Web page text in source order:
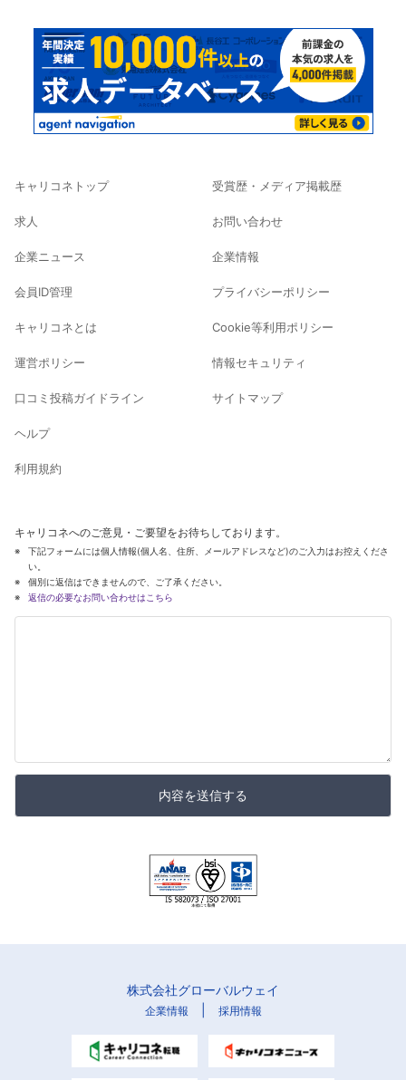
キャリコネトップ
求人
企業ニュース
会員ID管理
キャリコネとは
運営ポリシー
口コミ投稿ガイドライン
ヘルプ
利用規約
受賞歴・メディア掲載歴
お問い合わせ
企業情報
プライバシーポリシー
Cookie等利用ポリシー
情報セキュリティ
サイトマップ
キャリコネへのご意見・ご要望をお待ちしております。
下記フォームには個人情報(個人名、住所、メールアドレスなど)のご入力はお控えくださ
い。
個別に返信はできませんので、ご了承ください。
返信の必要なお問い合わせはこちら
内容を送信する
株式会社グローバルウェイ
企業情報 採用情報